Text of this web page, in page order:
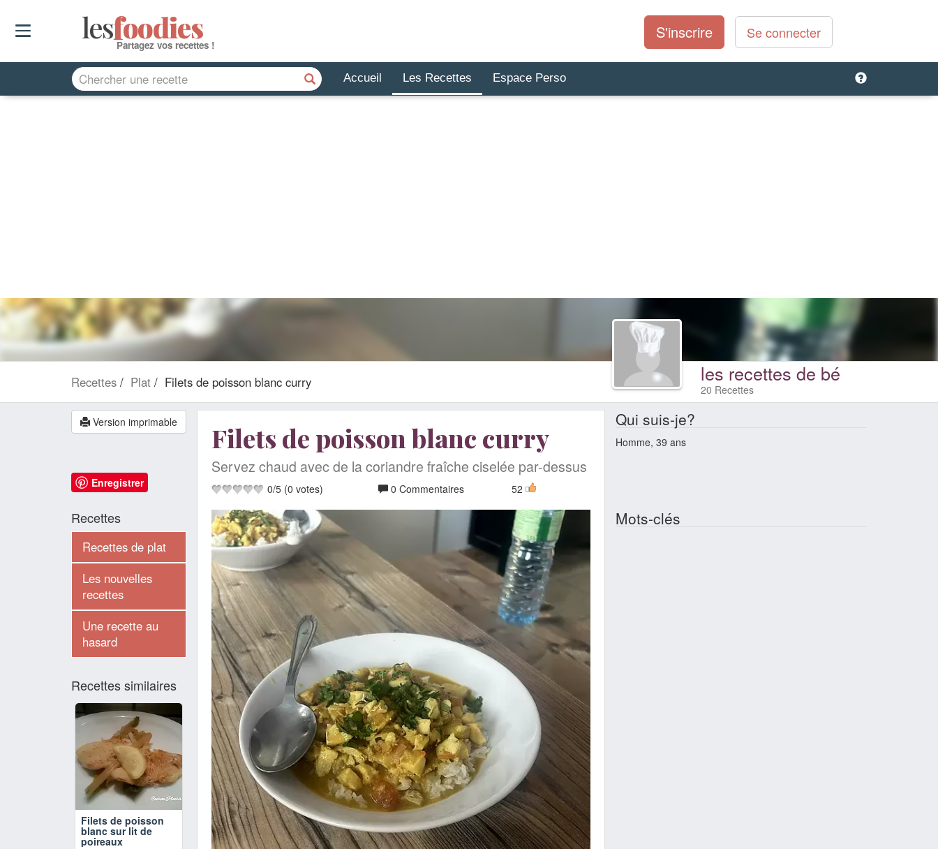
lesfoodies
Partagez vos recettes !
S'inscrire Se connecter
Accueil Les Recettes Espace Perso
Recettes Plat Filets de poisson blanc curry les recettes de bé
20 Recettes
Filets de poisson blanc curry
Servez chaud avec de la coriandre fraîche ciselée par-dessus
0/5 (0 votes) 0 Commentaires 52
Version imprimable
Enregistrer
Recettes
Recettes de plat
Les nouvelles
recettes
Une recette au
hasard
Recettes similaires
Filets de poisson
blanc sur lit de
poireaux
Qui suis-je?
Homme, 39 ans
Mots-clés